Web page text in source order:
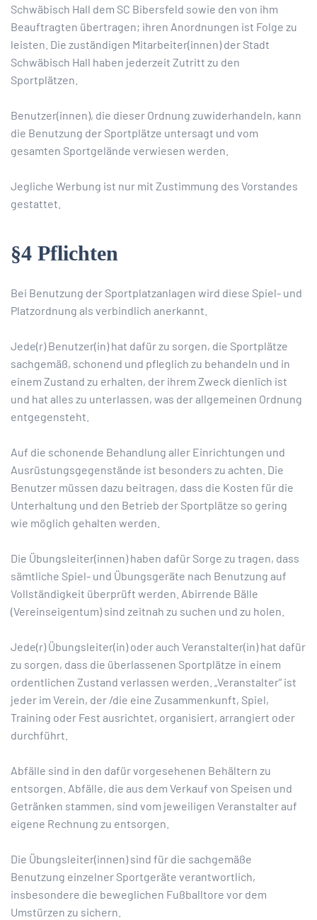
Schwäbisch Hall dem SC Bibersfeld sowie den von ihm
Beauftragten übertragen; ihren Anordnungen ist Folge zu
leisten. Die zuständigen Mitarbeiter(innen) der Stadt
Schwäbisch Hall haben jederzeit Zutritt zu den
Sportplätzen.
Benutzer(innen), die dieser Ordnung zuwiderhandeln, kann
die Benutzung der Sportplätze untersagt und vom
gesamten Sportgelände verwiesen werden.
Jegliche Werbung ist nur mit Zustimmung des Vorstandes
gestattet.
§4 Pflichten
Bei Benutzung der Sportplatzanlagen wird diese Spiel- und
Platzordnung als verbindlich anerkannt.
Jede(r) Benutzer(in) hat dafür zu sorgen, die Sportplätze
sachgemäß, schonend und pfleglich zu behandeln und in
einem Zustand zu erhalten, der ihrem Zweck dienlich ist
und hat alles zu unterlassen, was der allgemeinen Ordnung
entgegensteht.
Auf die schonende Behandlung aller Einrichtungen und
Ausrüstungsgegenstände ist besonders zu achten. Die
Benutzer müssen dazu beitragen, dass die Kosten für die
Unterhaltung und den Betrieb der Sportplätze so gering
wie möglich gehalten werden.
Die Übungsleiter(innen) haben dafür Sorge zu tragen, dass
sämtliche Spiel- und Übungsgeräte nach Benutzung auf
Vollständigkeit überprüft werden. Abirrende Bälle
(Vereinseigentum) sind zeitnah zu suchen und zu holen.
Jede(r) Übungsleiter(in) oder auch Veranstalter(in) hat dafür
zu sorgen, dass die überlassenen Sportplätze in einem
ordentlichen Zustand verlassen werden. „Veranstalter“ ist
jeder im Verein, der /die eine Zusammenkunft, Spiel,
Training oder Fest ausrichtet, organisiert, arrangiert oder
durchführt.
Abfälle sind in den dafür vorgesehenen Behältern zu
entsorgen. Abfälle, die aus dem Verkauf von Speisen und
Getränken stammen, sind vom jeweiligen Veranstalter auf
eigene Rechnung zu entsorgen.
Die Übungsleiter(innen) sind für die sachgemäße
Benutzung einzelner Sportgeräte verantwortlich,
insbesondere die beweglichen Fußballtore vor dem
Umstürzen zu sichern.